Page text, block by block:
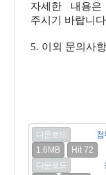
자세한 내용
주시기 바랍니
5. 이외 문의사
다운로드
첨
1.6MB
Hit 72
다운로드